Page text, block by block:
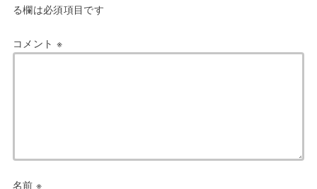
る欄は必須項目です
コメント ※
名前 ※